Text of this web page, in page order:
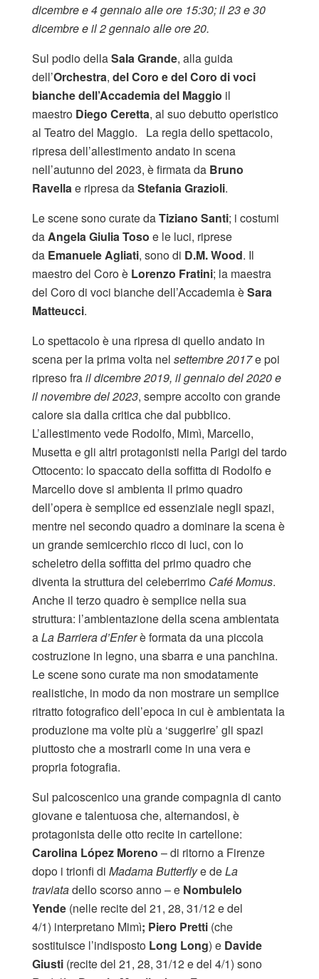
dicembre e 4 gennaio alle ore 15:30; il 23 e 30
dicembre e il 2 gennaio alle ore 20.
Sul podio dellaSala Grande, alla guida
dell’Orchestra, delCoro e del Coro di voci
bianche dell’Accademia del Maggio il
maestro Diego Ceretta, al suo debutto operistico
al Teatro del Maggio. La regia dello spettacolo,
ripresa dell’allestimento andato in scena
nell’autunno del 2023, è firmata da Bruno
Ravellae ripresa daStefania Grazioli.
Le scene sono curate daTiziano Santi; i costumi
daAngela Giulia Toso e le luci, riprese
da Emanuele Agliati, sono di D.M. Wood. Il
maestro del Coro è Lorenzo Fratini; la maestra
del Coro di voci bianche dell’Accademia èSara
Matteucci.
Lo spettacolo è una ripresa di quello andato in
scena per la prima volta nel settembre 2017e poi
ripreso frail dicembre 2019, il gennaio del 2020 e
il novembre del 2023, sempre accolto con grande
calore sia dalla critica che dal pubblico.
L’allestimento vede Rodolfo, Mimì, Marcello,
Musetta e gli altri protagonisti nella Parigi del tardo
Ottocento: lo spaccato della soffitta di Rodolfo e
Marcello dove si ambienta il primo quadro
dell’opera è semplice ed essenziale negli spazi,
mentre nel secondo quadro a dominare la scena è
un grande semicerchio ricco di luci, con lo
scheletro della soffitta del primo quadro che
diventa la struttura del celeberrimo Café Momus.
Anche il terzo quadro è semplice nella sua
struttura: l’ambientazione della scena ambientata
aLa Barriera d’Enferè formata da una piccola
costruzione in legno, una sbarra e una panchina.
Le scene sono curate ma non smodatamente
realistiche, in modo da non mostrare un semplice
ritratto fotografico dell’epoca in cui è ambientata la
produzione ma volte più a ‘suggerire’ gli spazi
piuttosto che a mostrarli come in una vera e
propria fotografia.
Sul palcoscenico una grande compagnia di canto
giovane e talentuosa che, alternandosi, è
protagonista delle otto recite in cartellone:
Carolina López Moreno – di ritorno a Firenze
dopo i trionfi di Madama Butterflye deLa
traviatadello scorso anno – e Nombulelo
Yende (nelle recite del 21, 28, 31/12 e del
4/1) interpretano Mimì; Piero Pretti (che
sostituisce l’indisposto Long Long) e Davide
Giusti (recite del 21, 28, 31/12 e del 4/1) sono